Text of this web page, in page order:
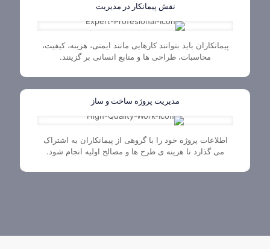
نقش پیمانکار در مدیریت
پیمانکاران باید بتوانند کارهایی مانند ایمنی، هزینه، کیفیت،
محاسبات، طراحی ها و منابع انسانی بر گزینند.
مدیریت پروژه ساخت و ساز
اطلاعات پروژه خود را با گروهی از پیمانکاران به اشتراک
می گذارد تا هزینه ی طرح ها و مصالح اولیه انجام شود.